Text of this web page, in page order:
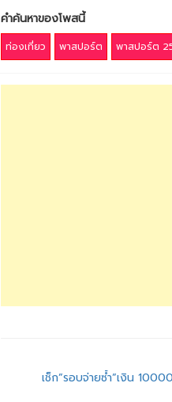
คำค้นหาของโพสนี้
ท่องเที่ยว พาสปอร์ต พาสปอร์ต
แนะแนว
เช็ก”รอบจ่ายซ้ำ”เงิน